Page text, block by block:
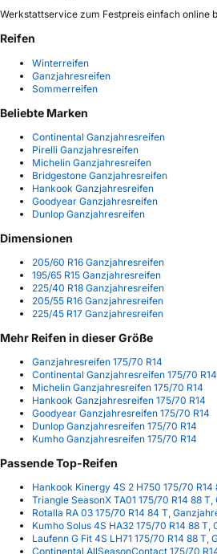
Werkstattservice zum Festpreis einfach online
Reifen
Winterreifen
Ganzjahresreifen
Sommerreifen
Beliebte Marken
Continental Ganzjahresreifen
Pirelli Ganzjahresreifen
Michelin Ganzjahresreifen
Bridgestone Ganzjahresreifen
Hankook Ganzjahresreifen
Goodyear Ganzjahresreifen
Dunlop Ganzjahresreifen
Dimensionen
205/60 R16 Ganzjahresreifen
195/65 R15 Ganzjahresreifen
225/40 R18 Ganzjahresreifen
205/55 R16 Ganzjahresreifen
225/45 R17 Ganzjahresreifen
Mehr Reifen in dieser Größe
Ganzjahresreifen 175/70 R14
Continental Ganzjahresreifen 175/70 R14
Michelin Ganzjahresreifen 175/70 R14
Hankook Ganzjahresreifen 175/70 R14
Goodyear Ganzjahresreifen 175/70 R14
Dunlop Ganzjahresreifen 175/70 R14
Kumho Ganzjahresreifen 175/70 R14
Passende Top-Reifen
Hankook Kinergy 4S 2 H750 175/70
Triangle SeasonX TA01 175/70 R14 88
Rotalla RA 03 175/70 R14 84 T,
Kumho Solus 4S HA32 175/70 R14 88 T,
Laufenn G Fit 4S LH71 175/70 R14 88 T,
Continental AllSeasonContact 175/70